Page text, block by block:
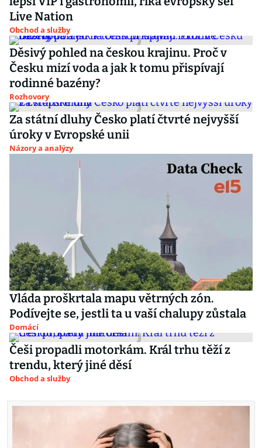
Live Nation
Obchod a služby
Děsivý pohled na českou krajinu. Proč v
Česku mizí voda a jak k tomu přispívají
rodinné bazény?
Rozhovory
Za státní dluhy Česko platí čtvrté nejvyšší
úroky v Evropské unii
Názory a analýzy
Vláda proškrtala mapu větrných zón.
Podívejte se, jestli ta u vaší chalupy zůstala
Domácí
Češi propadli motorkám. Král trhu těží z
trendu, který jiné děsí
Obchod a služby